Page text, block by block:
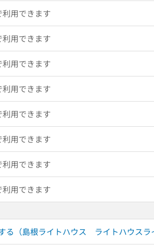
用できます
用できます
用できます
用できます
用できます
用できます
用できます
用できます
る（島根ライトハウス ライトハウスラ